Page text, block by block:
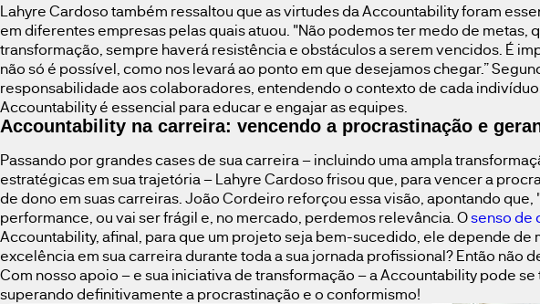
Lahyre Cardoso também ressaltou que as virtudes da Accountability foram
em diferentes empresas pelas quais atuou. "Não podemos ter medo de
transformação, sempre haverá resistência e obstáculos a serem vencidos. É
não só é possível, como nos levará ao ponto em que desejamos chegar.”
responsabilidade aos colaboradores, entendendo o contexto de cada
Accountability é essencial para educar e engajar as equipes.
Accountability na carreira: vencendo a procrastinação e
Passando por grandes cases de sua carreira – incluindo uma ampla
estratégicas em sua trajetória – Lahyre Cardoso frisou que, para vencer a
de dono em suas carreiras. João Cordeiro reforçou essa visão, apontando
performance, ou vai ser frágil e, no mercado, perdemos relevância. Osenso de
Accountability, afinal, para que um projeto seja bem-sucedido, ele depende
excelência em sua carreira durante toda a sua jornada profissional? Então não
Com nosso apoio – e sua iniciativa de transformação – a Accountability pode
superando definitivamente a procrastinação e o conformismo!